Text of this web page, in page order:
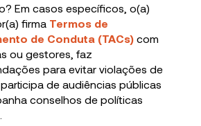
Em casos específicos, o(a)
firma Termos de
de Conduta (TACs) com
ou gestores, faz
para evitar violações de
de audiências públicas
conselhos de políticas